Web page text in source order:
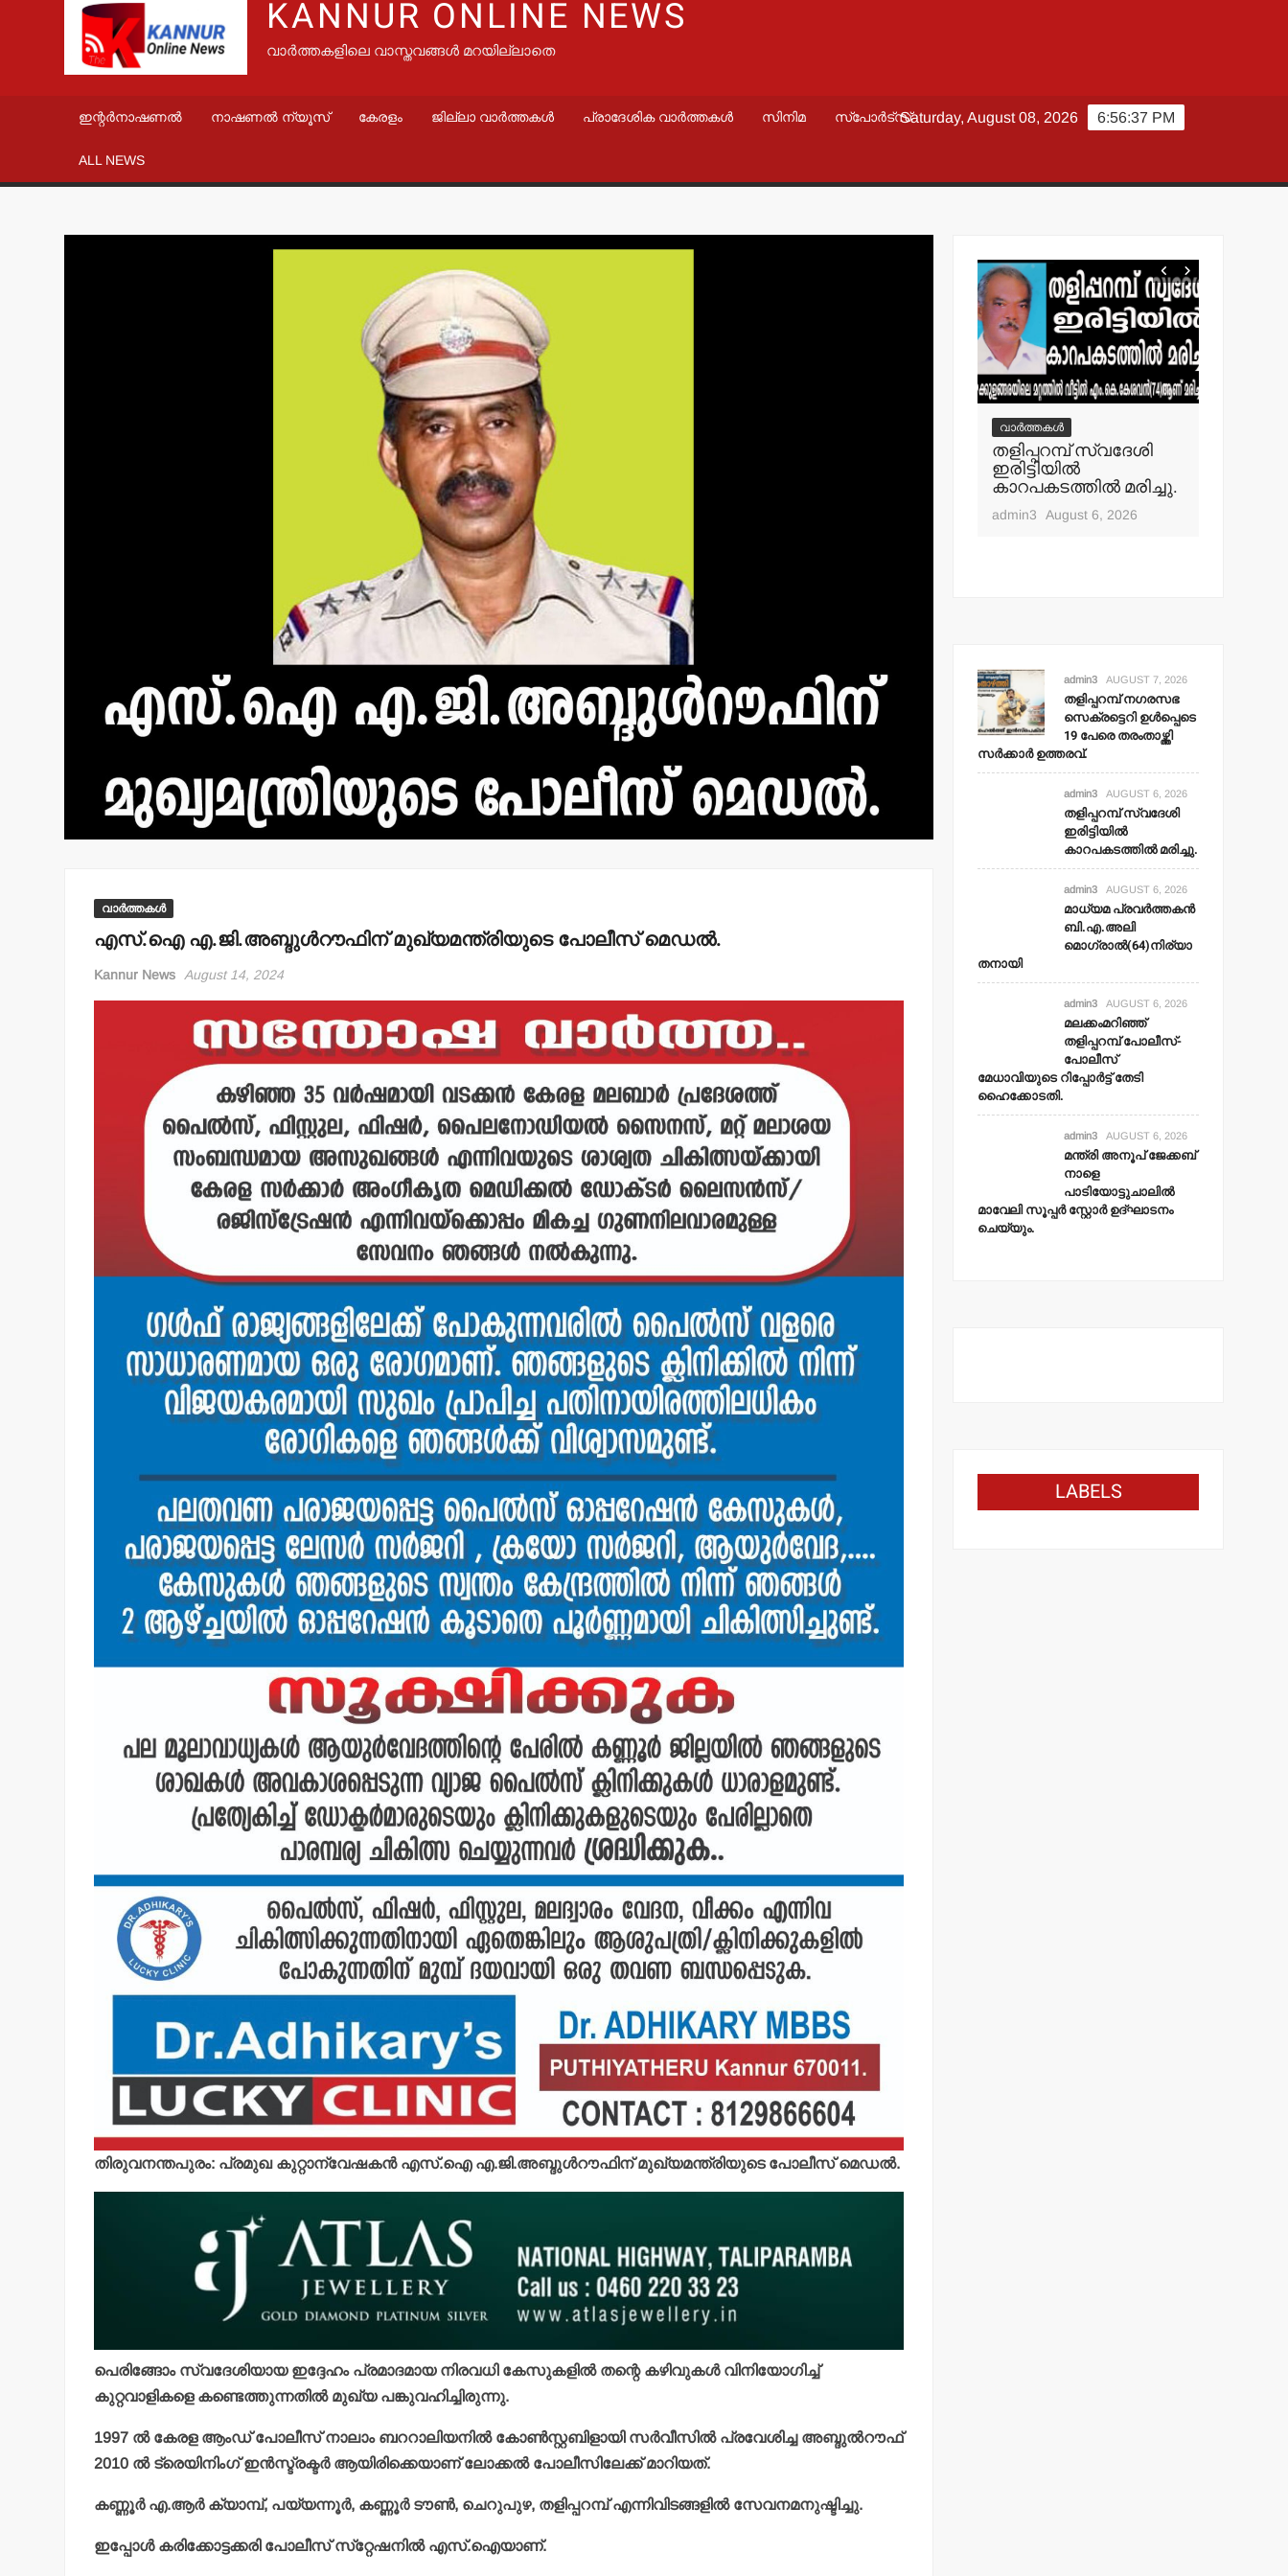
KANNUR ONLINE NEWS
വാർത്തകളിലെ വാസ്തവങ്ങൾ മറയില്ലാതെ
ഇന്റർനാഷണൽ നാഷണൽ ന്യൂസ് കേരളം ജില്ലാ വാർത്തകൾ പ്രാദേശിക വാർത്തകൾ സിനിമ സ്പോർട്സ്
ALL NEWS
6:56:38 PM
Saturday, August 08, 2026
വാർത്തകൾ
എസ്.ഐ എ.ജി.അബ്ദുള്‍റൗഫിന് മുഖ്യമന്ത്രിയുടെ പോലീസ് മെഡല്‍.
Kannur News August 14, 2024
തിരുവനന്തപുരം: പ്രമുഖ കുറ്റാന്വേഷകന്‍ എസ്.ഐ എ.ജി.അബ്ദുള്‍റൗഫിന് മുഖ്യമന്ത്രിയുടെ പോലീസ് മെഡല്‍.
പെരിങ്ങോം സ്വദേശിയായ ഇദ്ദേഹം പ്രമാദമായ നിരവധി കേസുകളില്‍ തന്റെ കഴിവുകള്‍ വിനിയോഗിച്ച്
കുറ്റവാളികളെ കണ്ടെത്തുന്നതില്‍ മുഖ്യ പങ്കുവഹിച്ചിരുന്നു.
1997 ല്‍ കേരള ആംഡ് പോലീസ് നാലാം ബററാലിയനില്‍ കോണ്‍സ്റ്റബിളായി സര്‍വീസില്‍ പ്രവേശിച്ച അബ്ദുല്‍റൗഫ്
2010 ല്‍ ട്രെയിനിംഗ് ഇന്‍സ്ട്രക്ടര്‍ ആയിരിക്കെയാണ് ലോക്കല്‍ പോലീസിലേക്ക് മാറിയത്.
കണ്ണൂര്‍ എ.ആര്‍ ക്യാമ്പ്, പയ്യന്നൂര്‍, കണ്ണൂര്‍ ടൗണ്‍, ചെറുപുഴ, തളിപ്പറമ്പ് എന്നിവിടങ്ങളില്‍ സേവനമനുഷ്ടിച്ചു.
ഇപ്പോള്‍ കരിക്കോട്ടക്കരി പോലീസ് സ്‌റ്റേഷനില്‍ എസ്.ഐയാണ്.
വാർത്തകൾ
മന്ത്രി അനൂപ് ജേക്കബ്
നാളെ
admin3
വാർത്തകൾ
തളിപ്പറമ്പ് സ്വദേശി
ഇരിട്ടിയില്‍
കാറപകടത്തില്‍ മരിച്ചു.
admin3 August 6, 2026
admin3 AUGUST 7, 2026
തളിപ്പറമ്പ് നഗരസഭ
സെക്രട്ടെറി ഉള്‍പ്പെടെ
19 പേരെ തരംതാഴ്ത്തി
സര്‍ക്കാര്‍ ഉത്തരവ്.
admin3 AUGUST 6, 2026
തളിപ്പറമ്പ് സ്വദേശി
ഇരിട്ടിയില്‍
കാറപകടത്തില്‍ മരിച്ചു.
admin3 AUGUST 6, 2026
മാധ്യമ പ്രവര്‍ത്തകന്‍
ബി.എ.അലി
മൊഗ്രാല്‍(64)നിര്യാ
തനായി
admin3 AUGUST 6, 2026
മലക്കംമറിഞ്ഞ്
തളിപ്പറമ്പ് പോലീസ്-
പോലീസ്
മേധാവിയുടെ റിപ്പോര്‍ട്ട് തേടി
ഹൈക്കോടതി.
admin3 AUGUST 6, 2026
മന്ത്രി അനൂപ് ജേക്കബ്
നാളെ
പാടിയോട്ടുചാലില്‍
മാവേലി സൂപ്പര്‍ സ്റ്റോര്‍ ഉദ്ഘാടനം
ചെയ്യും.
LABELS